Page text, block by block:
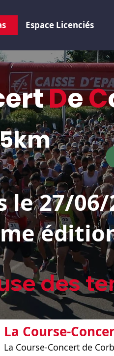
Espace Licenciés
DeC
le 27/06/
La Course-
La Course-Concert de